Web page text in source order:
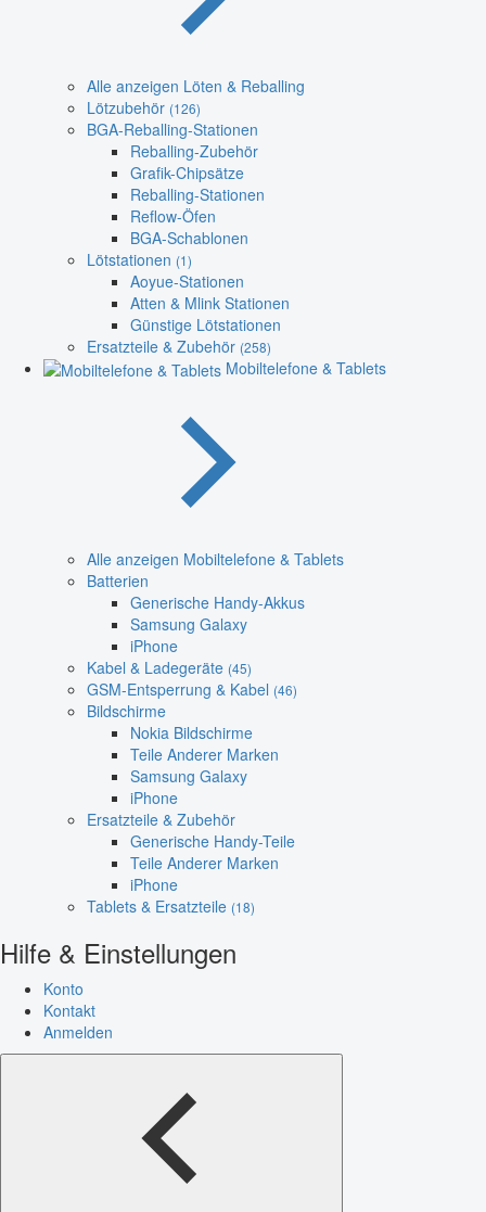
Alle anzeigen Löten & Reballing
Lötzubehör (126)
BGA-Reballing-Stationen
Reballing-Zubehör
Grafik-Chipsätze
Reballing-Stationen
Reflow-Öfen
BGA-Schablonen
Lötstationen (1)
Aoyue-Stationen
Atten & Mlink Stationen
Günstige Lötstationen
Ersatzteile & Zubehör (258)
Mobiltelefone & Tablets
Alle anzeigen Mobiltelefone & Tablets
Batterien
Generische Handy-Akkus
Samsung Galaxy
iPhone
Kabel & Ladegeräte (45)
GSM-Entsperrung & Kabel (46)
Bildschirme
Nokia Bildschirme
Teile Anderer Marken
Samsung Galaxy
iPhone
Ersatzteile & Zubehör
Generische Handy-Teile
Teile Anderer Marken
iPhone
Tablets & Ersatzteile (18)
Hilfe & Einstellungen
Konto
Kontakt
Anmelden